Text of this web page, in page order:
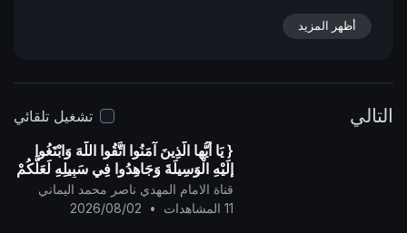
المنتدى:https://nasser-أظهر المزيد
التالي
تشغيل تلقائي
{ يَا أيُّها الَّذِينَ آمَنُوا اتَّقُوا اللَّهَ وَابْتَغُوا
إِلَيْهِ الْوَسِيلَةَ وَجَاهِدُوا فِي سَبِيلِهِ لَعَلَّكُمْ
تُفْلِحُونَ }
قناة الامام المهدي ناصر محمد اليماني
11 المشاهدات
•
2026/08/02